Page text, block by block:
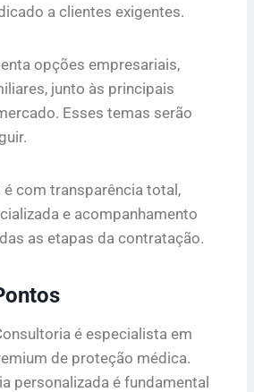
a clientes exigentes.
opções empresariais,
junto às principais
Esses temas serão
com transparência total,
e acompanhamento
as etapas da contratação.
é especialista em
de proteção médica.
personalizada é fundamental